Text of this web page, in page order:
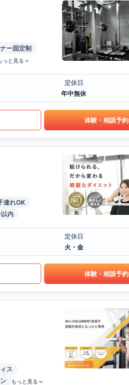
ー固定制
っと見る
定休日
年中無休
体験・相談予約
連れOK
内
定休日
火・金
体験・相談予約
ス
もっと見る